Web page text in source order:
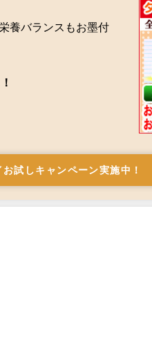
養バランスもお墨付
お試しキャンペーン実施中！